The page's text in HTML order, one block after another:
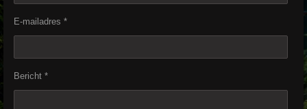
E-mailadres *
Bericht *